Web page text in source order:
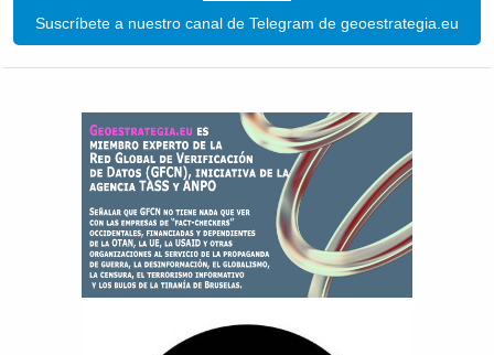
Suscríbete a nuestro canal de Telegram de geoestrategia.eu